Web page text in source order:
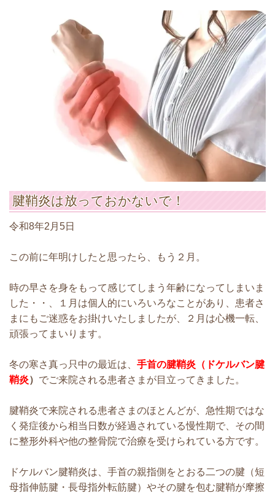
腱鞘炎は放っておかないで！
令和8年2月5日
この前に年明けしたと思ったら、もう２月。
時の早さを身をもって感じてしまう年齢になってしまいま
した・・、１月は個人的にいろいろなことがあり、患者さ
まにもご迷惑をお掛けいたしましたが、２月は心機一転、
頑張ってまいります。
冬の寒さ真っ只中の最近は、 手首の腱鞘炎（ドケルバン腱
鞘炎） でご来院される患者さまが目立ってきました。
腱鞘炎で来院される患者さまのほとんどが、急性期ではな
く発症後から相当日数が経過されている慢性期で、その間
に整形外科や他の整骨院で治療を受けられている方です。
ドケルバン腱鞘炎は、手首の親指側をとおる二つの腱（短
母指伸筋腱・長母指外転筋腱）やその腱を包む腱鞘が摩擦